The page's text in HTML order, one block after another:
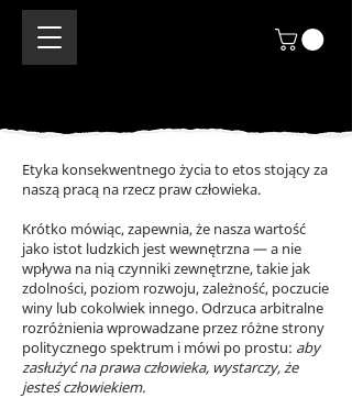
Etyka konsekwentnego życia to etos stojący za
naszą pracą na rzecz praw człowieka.
Krótko mówiąc, zapewnia, że nasza wartość
jako istot ludzkich jest wewnętrzna — a nie
wpływa na nią czynniki zewnętrzne, takie jak
zdolności, poziom rozwoju, zależność, poczucie
winy lub cokolwiek innego. Odrzuca arbitralne
rozróżnienia wprowadzane przez różne strony
politycznego spektrum i mówi po prostu: aby
zasłużyć na prawa człowieka, wystarczy, że
jesteś człowiekiem.